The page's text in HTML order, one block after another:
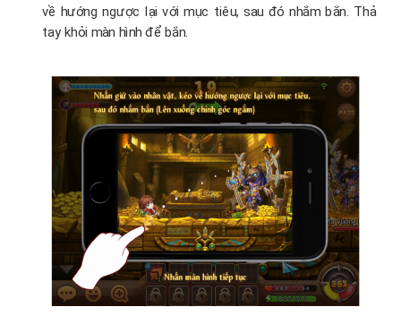
về hướng ngược lại với mục tiêu, sau đó nhắm bắn. Thả
tay khỏi màn hình để bắn.